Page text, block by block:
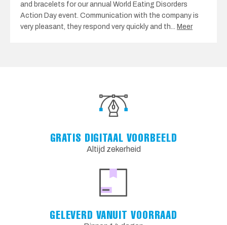
and bracelets for our annual World Eating Disorders
Action Day event. Communication with the company is
very pleasant, they respond very quickly and th... Meer
GRATIS DIGITAAL VOORBEELD
Altijd zekerheid
GELEVERD VANUIT VOORRAAD